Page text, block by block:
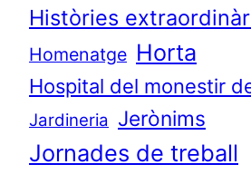
Històries
Homenatge Horta
Hospital del monestir
Jardineria Jerònims
Jornades de treball